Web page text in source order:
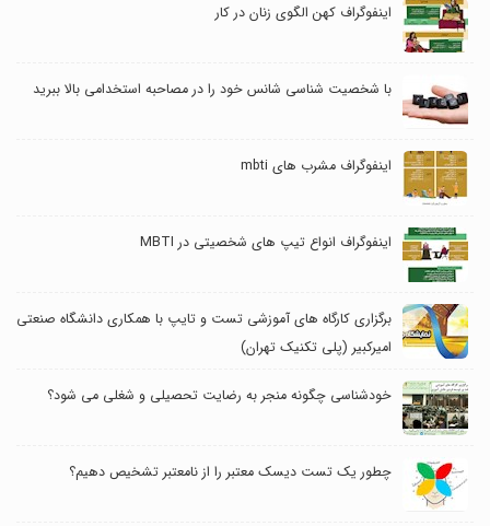
اینفوگراف کهن الگوی زنان در کار
با شخصیت شناسی شانس خود را در مصاحبه استخدامی بالا ببرید
اینفوگراف مشرب های mbti
اینفوگراف انواع تیپ های شخصیتی در MBTI
برگزاری کارگاه های آموزشی تست و تایپ با همکاری دانشگاه صنعتی
امیرکبیر (پلی تکنیک تهران)
خودشناسی چگونه منجر به رضایت تحصیلی و شغلی می شود؟
چطور یک تست دیسک معتبر را از نامعتبر تشخیص دهیم؟